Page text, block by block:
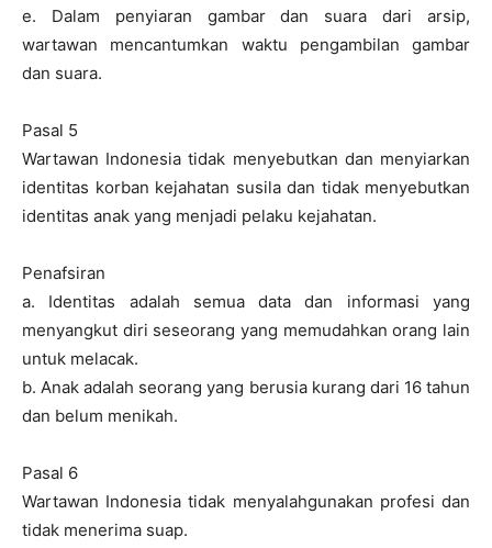
e. Dalam penyiaran gambar dan suara dari arsip,
wartawan mencantumkan waktu pengambilan gambar
dan suara.
Pasal 5
Wartawan Indonesia tidak menyebutkan dan menyiarkan
identitas korban kejahatan susila dan tidak menyebutkan
identitas anak yang menjadi pelaku kejahatan.
Penafsiran
a. Identitas adalah semua data dan informasi yang
menyangkut diri seseorang yang memudahkan orang lain
untuk melacak.
b. Anak adalah seorang yang berusia kurang dari 16 tahun
dan belum menikah.
Pasal 6
Wartawan Indonesia tidak menyalahgunakan profesi dan
tidak menerima suap.